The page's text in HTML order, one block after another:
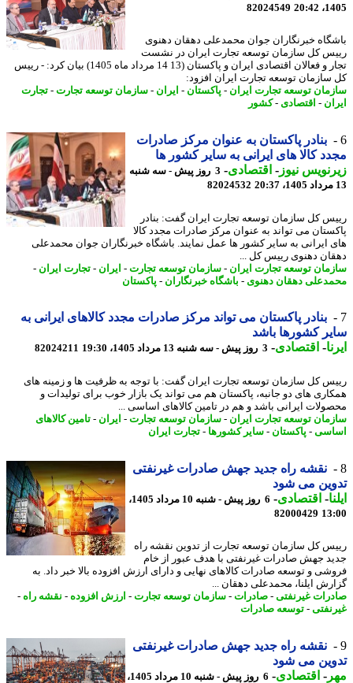
82024549
خبرنگاران جوان محمدعلی دهقان دهنوی
کل سازمان توسعه تجارت ایران در نشست
تجار و فعالان اقتصادی ایران و پاکستان (13 14 مرداد ماه 1405) بیان کرد: - رییس
توسعه تجارت ایران افزود:
توسعه تجارت ایران - پاکستان-ایران - سازمان توسعه تجارت- تجارت
- اقتصادی-کشور
بنادر پاکستان به عنوان مرکز صادرات
کالا های ایرانی به سایر کشور ها
نیوز-اقتصادی- 3 روز پیش - سه شنبه
82024532
کل سازمان توسعه تجارت ایران گفت: بنادر
می تواند به عنوان مرکز صادرات مجدد کالا
ایرانی به سایر کشور ها عمل نمایند. باشگاه خبرنگاران جوان محمدعلی
دهنوی رییس کل ...
توسعه تجارت ایران - سازمان توسعه تجارت- ایران - تجارت ایران -
دهقان دهنوی-باشگاه خبرنگاران- پاکستان
بنادر پاکستان می تواند مرکز صادرات مجدد کالاهای ایرانی به
کشورها باشد
-اقتصادی-3 روز پیش - سه شنبه 13 مرداد 1405، 19:30 82024211
کل سازمان توسعه تجارت ایران گفت: با توجه به ظرفیت ها و زمینه های
های دو جانبه، پاکستان هم می تواند یک بازار خوب برای تولیدات و
ایرانی باشد و هم در تامین کالاهای اساسی ...
توسعه تجارت ایران - سازمان توسعه تجارت- ایران -
تامین کالاهای
-پاکستان-سایر کشورها- تجارت ایران
نقشه راه جدید جهش صادرات غیرنفتی
می شود
-اقتصادی-
6 روز پیش - شنبه 10 مرداد 1405،
82000429
کل سازمان توسعه تجارت از تدوین نقشه راه
جهش صادرات غیرنفتی با هدف عبور از خام
و توسعه صادرات کالاهای نهایی و دارای ارزش افزوده بالا خبر داد. به
ایلنا، محمدعلی دهقان ...
غیرنفتی-صادرات- سازمان توسعه تجارت- ارزش افزوده-نقشه راه-
-توسعه صادرات
نقشه راه جدید جهش صادرات غیرنفتی
می شود
-اقتصادی-
6 روز پیش - شنبه 10 مرداد 1405،